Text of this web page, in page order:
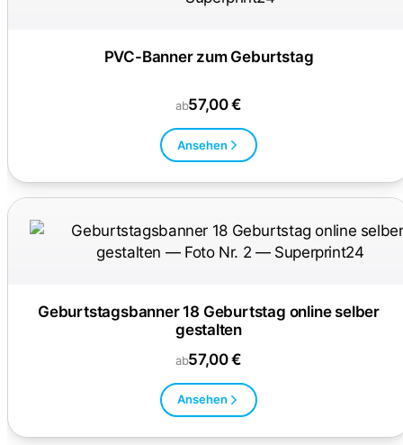
PVC-Banner zum Geburtstag
ab57,00 €
Ansehen
Geburtstagsbanner 18 Geburtstag online selber
gestalten
ab57,00 €
Ansehen